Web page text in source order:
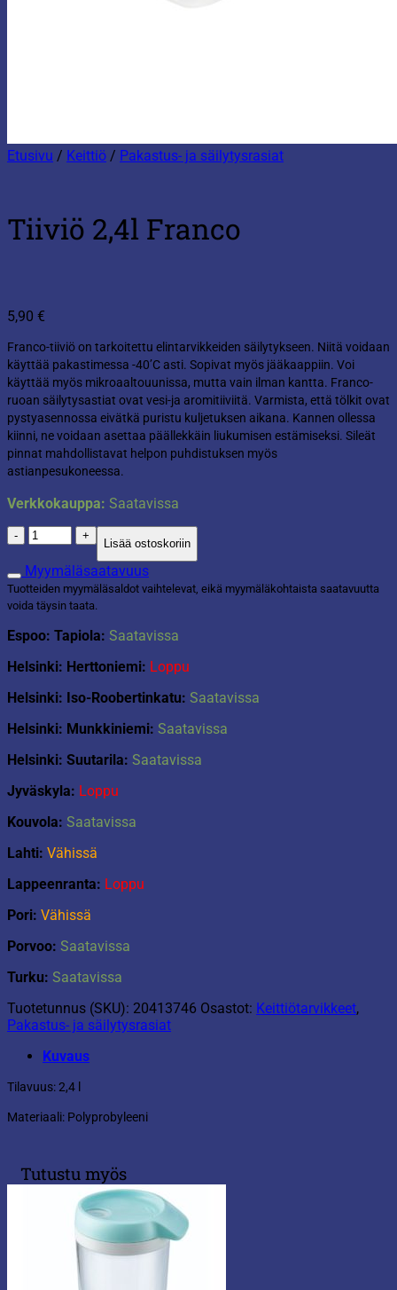
Etusivu / Keittiö / Pakastus- ja säilytysrasiat
Tiiviö 2,4l Franco
5,90 €
Franco-tiiviö on tarkoitettu elintarvikkeiden säilytykseen. Niitä voidaan
käyttää pakastimessa -40’C asti. Sopivat myös jääkaappiin. Voi
käyttää myös mikroaaltouunissa, mutta vain ilman kantta. Franco-
ruoan säilytysastiat ovat vesi-ja aromitiiviitä. Varmista, että tölkit ovat
pystyasennossa eivätkä puristu kuljetuksen aikana. Kannen ollessa
kiinni, ne voidaan asettaa päällekkäin liukumisen estämiseksi. Sileät
pinnat mahdollistavat helpon puhdistuksen myös
astianpesukoneessa.
Verkkokauppa: Saatavissa
Tiiviö
2,4l
Franco
määrä
Lisää ostoskoriin
Myymäläsaatavuus
Tuotteiden myymäläsaldot vaihtelevat, eikä myymäläkohtaista saatavuutta
voida täysin taata.
Espoo: Tapiola: Saatavissa
Helsinki: Herttoniemi: Loppu
Helsinki: Iso-Roobertinkatu: Saatavissa
Helsinki: Munkkiniemi: Saatavissa
Helsinki: Suutarila: Saatavissa
Jyväskyla: Loppu
Kouvola: Saatavissa
Lahti: Vähissä
Lappeenranta: Loppu
Pori: Vähissä
Porvoo: Saatavissa
Turku: Saatavissa
Tuotetunnus (SKU): 20413746 Osastot: Keittiötarvikkeet,
Pakastus- ja säilytysrasiat
Kuvaus
Tilavuus: 2,4 l
Materiaali: Polyprobyleeni
Tutustu myös